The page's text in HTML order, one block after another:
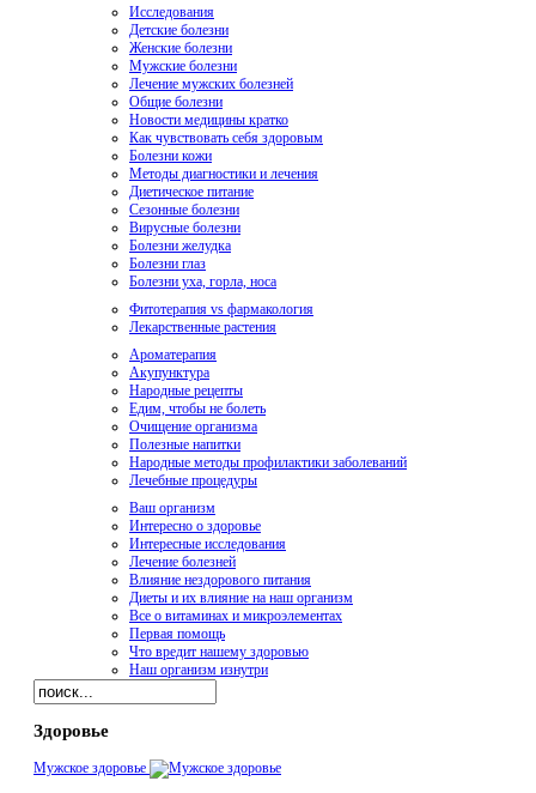
Исследования
Детские болезни
Женские болезни
Мужские болезни
Лечение мужских болезней
Общие болезни
Новости медицины кратко
Как чувствовать себя здоровым
Болезни кожи
Методы диагностики и лечения
Диетическое питание
Сезонные болезни
Вирусные болезни
Болезни желудка
Болезни глаз
Болезни уха, горла, носа
Фитотерапия vs фармакология
Лекарственные растения
Ароматерапия
Акупунктура
Народные рецепты
Едим, чтобы не болеть
Очищение организма
Полезные напитки
Народные методы профилактики заболеваний
Лечебные процедуры
Ваш организм
Интересно о здоровье
Интересные исследования
Лечение болезней
Влияние нездорового питания
Диеты и их влияние на наш организм
Все о витаминах и микроэлементах
Первая помощь
Что вредит нашему здоровью
Наш организм изнутри
Здоровье
Мужское здоровье